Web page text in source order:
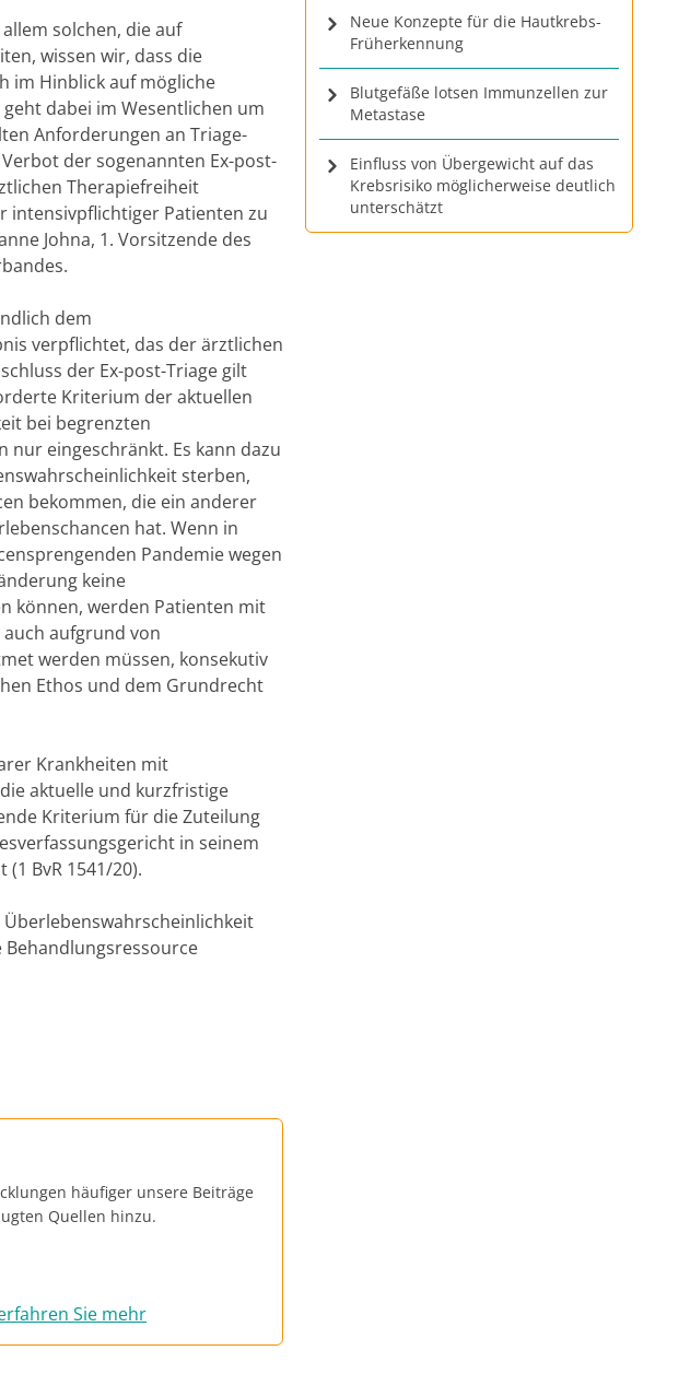
solchen, die auf
wissen wir, dass die
im Hinblick auf mögliche
dabei im Wesentlichen um
Anforderungen an Triage-
der sogenannten Ex-post-
Therapiefreiheit
intensivpflichtiger Patienten zu
Johna, 1. Vorsitzende des
dem
verpflichtet, das der ärztlichen
der Ex-post-Triage gilt
Kriterium der aktuellen
bei begrenzten
eingeschränkt. Es kann dazu
sterben,
bekommen, die ein anderer
hat. Wenn in
Pandemie wegen
keine
können, werden Patienten mit
aufgrund von
werden müssen, konsekutiv
Ethos und dem Grundrecht
Krankheiten mit
aktuelle und kurzfristige
Kriterium für die Zuteilung
in seinem
BvR 1541/20).
häufiger unsere Beiträge
Quellen hinzu.
Sie mehr
Neue Konzepte für die Hautkrebs-
Früherkennung
Blutgefäße lotsen Immunzellen zur
Metastase
Einfluss von Übergewicht auf das
Krebsrisiko möglicherweise deutlich
unterschätzt